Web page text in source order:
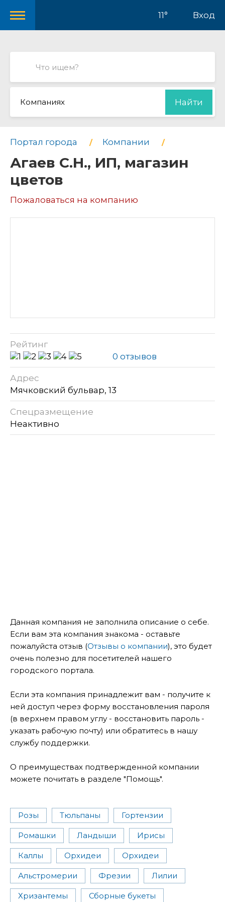
11° Вход
Компаниях Найти
Портал города Компании
Агаев С.Н., ИП, магазин
цветов
Пожаловаться на компанию
Рейтинг
0 отзывов
Адрес
Мячковский бульвар, 13
Спецразмещение
Неактивно
Данная компания не заполнила описание о себе.
Если вам эта компания знакома - оставьте
пожалуйста отзыв (Отзывы о компании), это будет
очень полезно для посетителей нашего
городского портала.
Если эта компания принадлежит вам - получите к
ней доступ через форму восстановления пароля
(в верхнем правом углу - восстановить пароль -
указать рабочую почту) или обратитесь в нашу
службу поддержки.
О преимуществах подтвержденной компании
можете почитать в разделе "Помощь".
Розы Тюльпаны Гортензии
Ромашки Ландыши Ирисы
Каллы Орхидеи Орхидеи
Альстромерии Фрезии Лилии
Хризантемы Сборные букеты